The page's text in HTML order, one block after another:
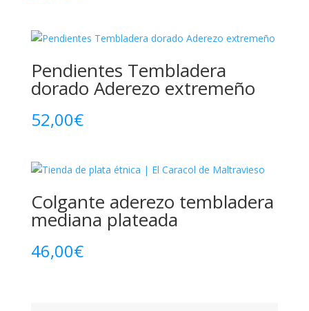
Pendientes Tembladera
dorado Aderezo extremeño
52,00€
Colgante aderezo tembladera
mediana plateada
46,00€